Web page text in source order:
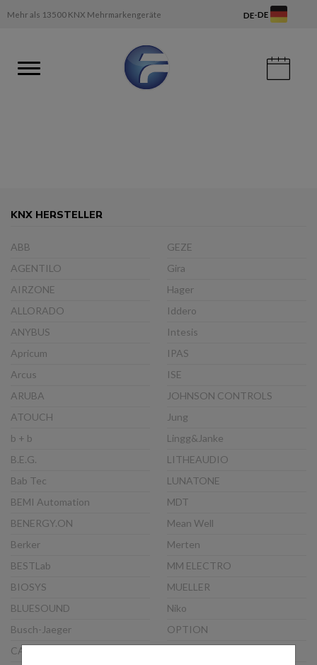
Mehr als 13500 KNX Mehrmarkengeräte DE-DE
KNX HERSTELLER
ABB
AGENTILO
AIRZONE
ALLORADO
ANYBUS
Apricum
Arcus
ARUBA
ATOUCH
b + b
B.E.G.
Bab Tec
BEMI Automation
BENERGY.ON
Berker
BESTLab
BIOSYS
BLUESOUND
Busch-Jaeger
CASAMBI
GEZE
Gira
Hager
Iddero
Intesis
IPAS
ISE
JOHNSON CONTROLS
Jung
Lingg&Janke
LITHEAUDIO
LUNATONE
MDT
Mean Well
Merten
MM ELECTRO
MUELLER
Niko
OPTION